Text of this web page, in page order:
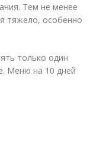
Тем не менее
тяжело, особенно
только один
Меню на 10 дней